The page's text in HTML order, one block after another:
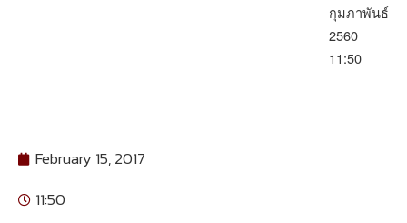
กุมภาพันธ์
2560
11:50
February 15, 2017
11:50